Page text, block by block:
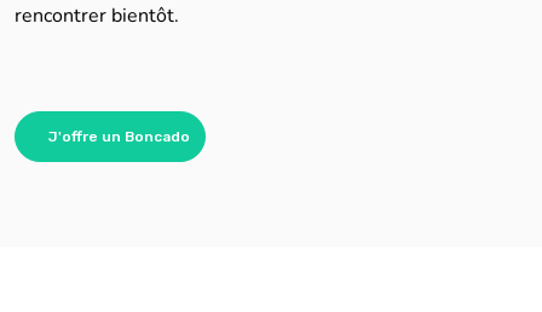
rencontrer bientôt.
J'offre un Boncado